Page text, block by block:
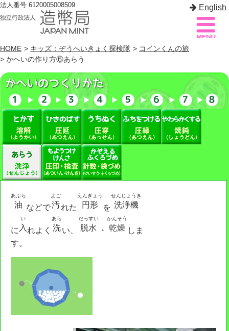
法人番号 6120005008509 English
造幣局案内 サイトマップ
トップページ
造幣局について
造幣事業を知る
貨幣を知る
造幣局製品を買う
キッズページ
HOME > キッズ：ぞうへいきょく探検隊 > コインくんの旅
> かへいの作り方⑥あらう
油
あぶら
などで汚
よご
れた 円形
えんぎょう
を 洗浄機
せんじょうき
に 入
い
れよく 洗
あら
い、 脱水
だっすい
・ 乾燥
かんそう
しま
す。